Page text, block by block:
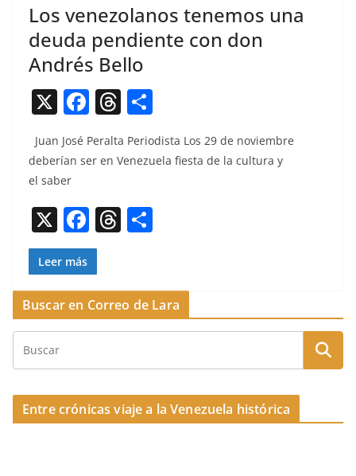
Los venezolanos tenemos una
deuda pendiente con don
Andrés Bello
X F
c
b
o
o
k
T
re
d
s
m
Juan José Per­al­ta Peri­odista Los 29 de noviem­bre
deberían ser en Venezuela fies­ta de la cul­tura y
el saber
X F
a
c
e
b
o
k
T
a
d
p
ar
Leer más
Buscar en Correo de Lara
Entre crónicas viaje a la Venezuela histórica